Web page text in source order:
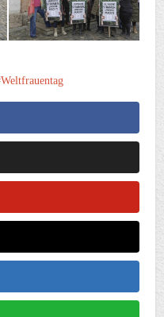
Weltfrauentag